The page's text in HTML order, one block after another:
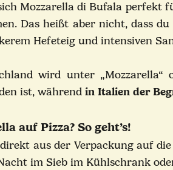
Mozzarella di Bufala perfekt
Das heißt aber nicht, dass
Hefeteig und intensiven
wird unter
ist, während in Italien der
auf Pizza? So geht’s!
direkt aus der Verpackung auf
im Sieb im Kühlschrank